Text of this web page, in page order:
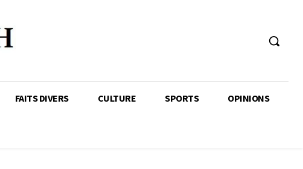
FAITS DIVERS CULTURE SPORTS OPINIONS